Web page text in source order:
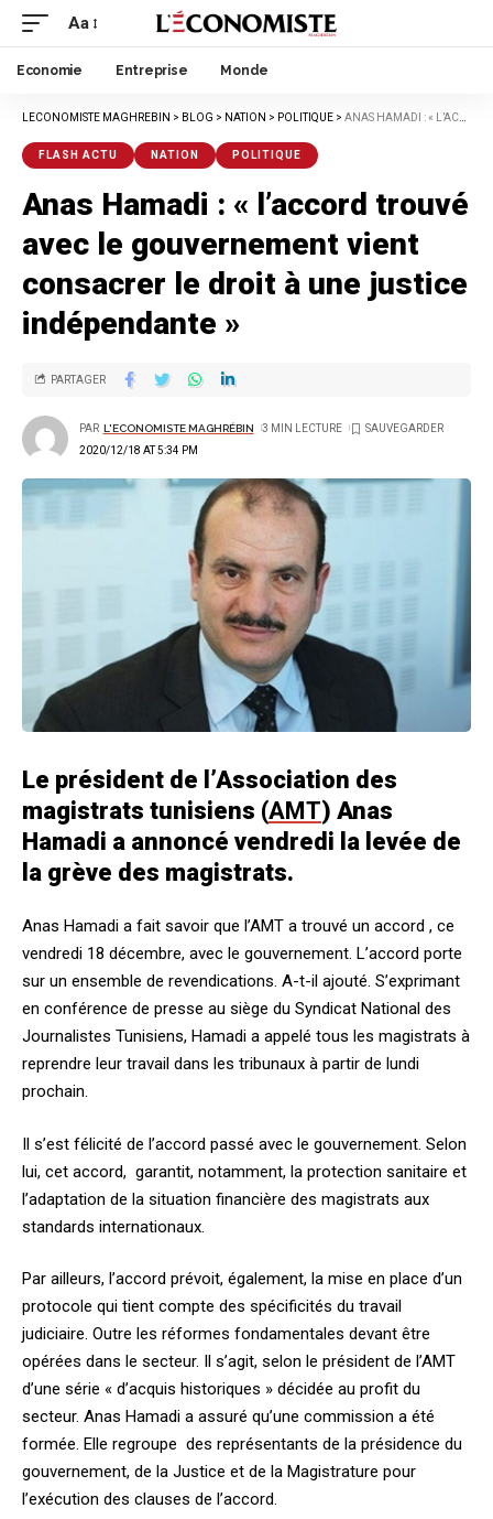
Aa
Economie Entreprise Monde
LECONOMISTE MAGHREBIN > BLOG > NATION > POLITIQUE > ANAS HAMADI : « L’ACCORD TROUVÉ AVEC LE GOUVERNEMENT VIENT CONSACRER LE DROIT À UNE JUSTICE INDÉPENDANTE »
FLASH ACTU NATION POLITIQUE
Anas Hamadi : « l’accord trouvé
avec le gouvernement vient
consacrer le droit à une justice
indépendante »
2020/12/18 AT 5:34 PM
PAR L'ECONOMISTE MAGHRÉBIN 3 MIN LECTURE
PARTAGER
Le président de l’Association des
magistrats tunisiens (AMT) Anas
Hamadi a annoncé vendredi la levée de
la grève des magistrats.
Anas Hamadi a fait savoir que l’AMT a trouvé un accord , ce
vendredi 18 décembre, avec le gouvernement. L’accord porte
sur un ensemble de revendications. A-t-il ajouté. S’exprimant
en conférence de presse au siège du Syndicat National des
Journalistes Tunisiens, Hamadi a appelé tous les magistrats à
reprendre leur travail dans les tribunaux à partir de lundi
prochain.
Il s’est félicité de l’accord passé avec le gouvernement. Selon
lui, cet accord, garantit, notamment, la protection sanitaire et
l’adaptation de la situation financière des magistrats aux
standards internationaux.
Par ailleurs, l’accord prévoit, également, la mise en place d’un
protocole qui tient compte des spécificités du travail
judiciaire. Outre les réformes fondamentales devant être
opérées dans le secteur. Il s’agit, selon le président de l’AMT
d’une série « d’acquis historiques » décidée au profit du
secteur. Anas Hamadi a assuré qu’une commission a été
formée. Elle regroupe des représentants de la présidence du
gouvernement, de la Justice et de la Magistrature pour
l’exécution des clauses de l’accord.